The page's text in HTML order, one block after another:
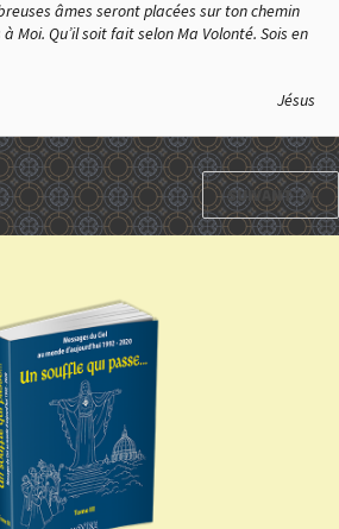
âmes seront placées sur ton chemin
Moi. Qu’il soit fait selon Ma Volonté. Sois en
Jésus
SUIVANT